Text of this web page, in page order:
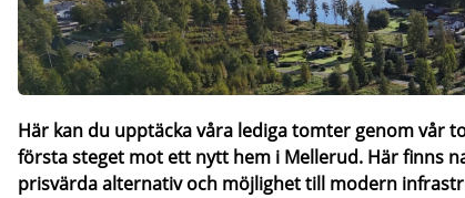
Här kan du upptäcka våra lediga tomter genom vår
första steget mot ett nytt hem i Mellerud. Här finns
prisvärda alternativ och möjlighet till modern